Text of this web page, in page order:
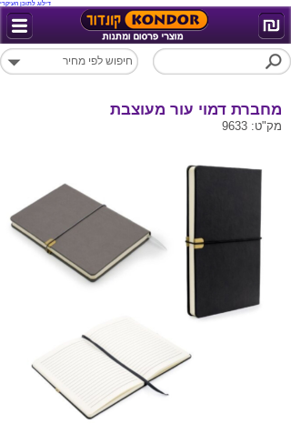
דילוג לתוכן העיקרי
מחברת דמוי עור מעוצבת
מק"ט: 9633